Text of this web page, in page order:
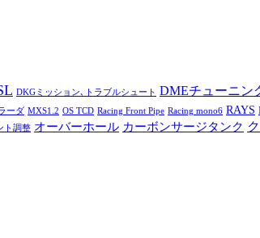
DKGミッション､トラブルシュート DMEチューニン
ーダ MXS1.2 OS TCD Racing Front Pipe Racing mono6 RAYS
ト調整 オーバーホール カーボンサージタンク